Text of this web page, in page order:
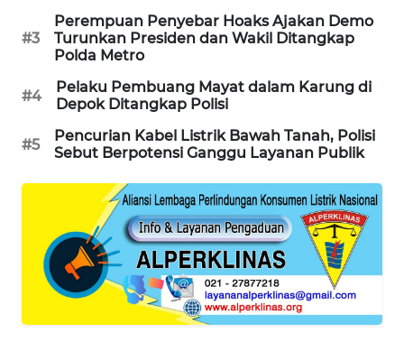
#3
Perempuan Penyebar Hoaks Ajakan Demo
Turunkan Presiden dan Wakil Ditangkap
Polda Metro
#4
Pelaku Pembuang Mayat dalam Karung di
Depok Ditangkap Polisi
#5
Pencurian Kabel Listrik Bawah Tanah, Polisi
Sebut Berpotensi Ganggu Layanan Publik
WALINKI
ID
MAWAKA
ID
MARTABAT
WATCH
MKLI
LPKKI